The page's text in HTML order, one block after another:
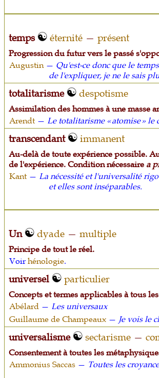
temps éternité — présent
Progression du futur vers le passé
Augustin— Qu'est-ce donc que le
de l'expliquer, je ne le sais
totalitarisme despotisme
Assimilation des hommes à une masse
Arendt— Le totalitarisme « atomise »
transcendant immanent
Au-delà de toute expérience possible.
de l'expérience. Condition nécessaire a
Kant— La nécessité et l'universalité
et elles sont inséparables.
Un dyade — multiple
Principe de tout le réel.
Voir hénologie.
universel particulier
Concepts et termes applicables à tous
Abélard — Les universaux
Guillaume de Champeaux— Je vois le
universalisme sectarisme —
Consentement à toutes les
Ammonius Saccas— Toutes les